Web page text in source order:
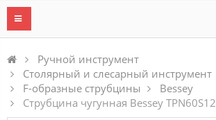
Ручной инструмент
Столярный и слесарный инструмент
F-образные струбцины
Bessey
Струбцина чугунная Bessey